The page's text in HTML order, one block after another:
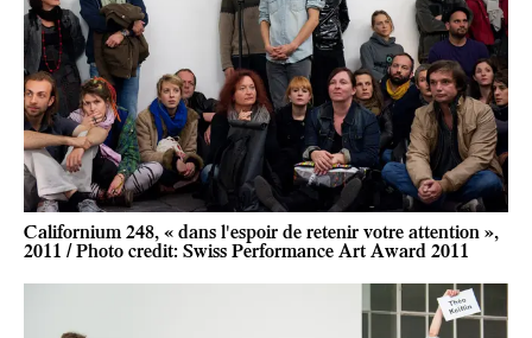
Californium 248, « dans l'espoir de retenir votre attention »,
2011 / Photo credit: Swiss Performance Art Award 2011